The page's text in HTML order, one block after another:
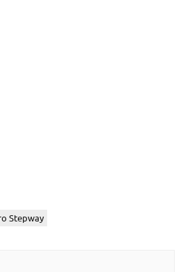
Stepway